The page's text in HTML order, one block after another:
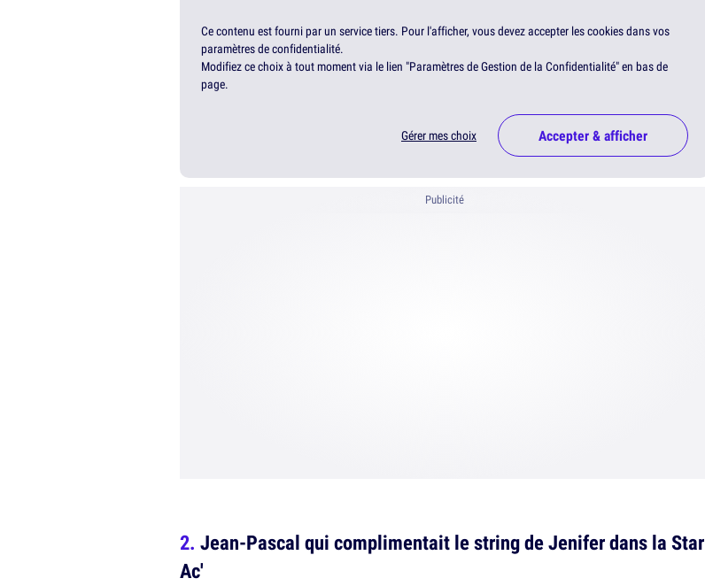
Ce contenu est fourni par un service tiers. Pour l'afficher, vous devez accepter les cookies dans vos
paramètres de confidentialité.
Modifiez ce choix à tout moment via le lien "Paramètres de Gestion de la Confidentialité" en bas de
page.
Gérer mes choix Accepter & afficher
Publicité
Jean-Pascal qui complimentait le string de Jenifer dans la Star
Ac'